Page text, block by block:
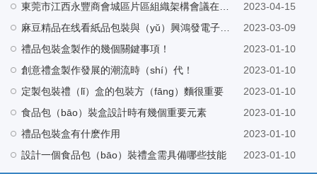
2023-04-15
2023-03-09
禮品包裝盒製作的幾個關鍵事項！
2023-01-10
創意禮盒製作發展的潮流時（shí）代！
2023-01-10
定製包裝禮（lǐ）盒的包裝方（fāng）麵很重要
2023-01-10
食品包（bāo）裝盒設計時有幾個重要元素
2023-01-10
禮品包裝盒有什麽作用
2023-01-10
設計一個食品包（bāo）裝禮盒需具備哪些技能
2023-01-10